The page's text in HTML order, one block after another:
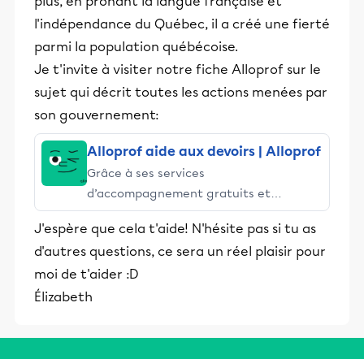
l'indépendance du Québec, il a créé une fierté
parmi la population québécoise.
Je t'invite à visiter notre fiche Alloprof sur le
sujet qui décrit toutes les actions menées par
son gouvernement:
Alloprof aide aux devoirs | Alloprof
Grâce à ses services
d’accompagnement gratuits et
stimulants, Alloprof engage les élèves
et leurs parents dans la réussite
éducative.
J'espère que cela t'aide! N'hésite pas si tu as
d'autres questions, ce sera un réel plaisir pour
moi de t'aider :D
Élizabeth